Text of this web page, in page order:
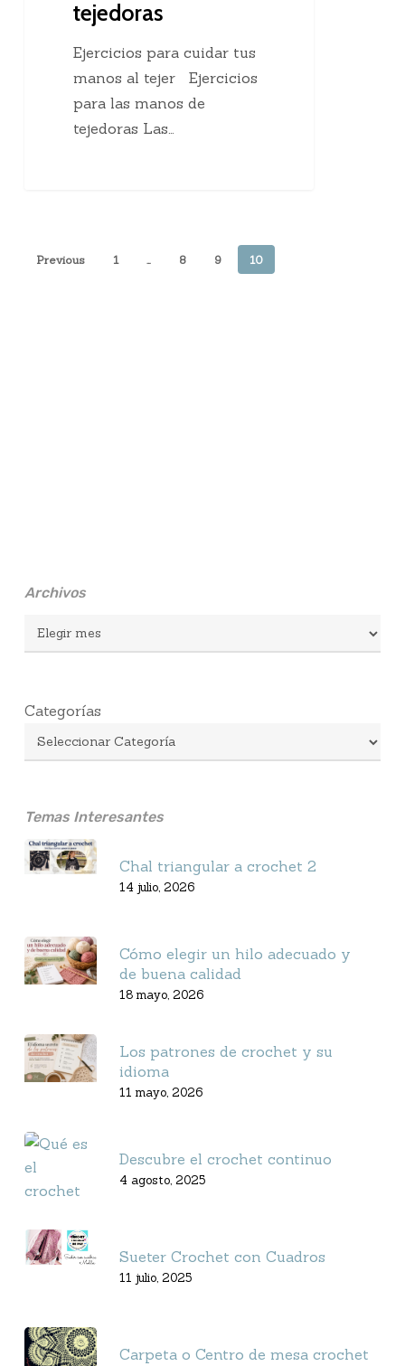
tejedoras
Ejercicios para cuidar tus
manos al tejer Ejercicios
para las manos de
tejedoras Las…
Previous 1 … 8 9 10
Archivos
Archivos
Categorías
Temas Interesantes
Chal triangular a crochet 2
14 julio, 2026
Cómo elegir un hilo adecuado y
de buena calidad
18 mayo, 2026
Los patrones de crochet y su
idioma
11 mayo, 2026
Descubre el crochet continuo
4 agosto, 2025
Sueter Crochet con Cuadros
11 julio, 2025
Carpeta o Centro de mesa crochet